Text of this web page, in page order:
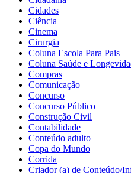
Cidades
Ciência
Cinema
Cirurgia
Coluna Escola Para Pais
Coluna Saúde e
Compras
Comunicação
Concurso
Concurso Público
Construção Civil
Contabilidade
Conteúdo adulto
Copa do Mundo
Corrida
Criador (a) de Conteúdo/